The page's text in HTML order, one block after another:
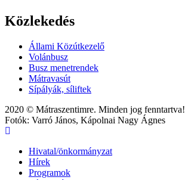
Közlekedés
Állami Közútkezelő
Volánbusz
Busz menetrendek
Mátravasút
Sípályák, síliftek
2020 © Mátraszentimre. Minden jog fenntartva!
Fotók: Varró János, Kápolnai Nagy Ágnes
Main
Hivatal/önkormányzat
Hírek
Programok